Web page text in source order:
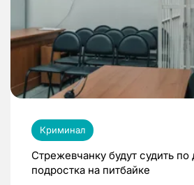
Криминал
Стрежевчанку будут судить по
подростка на питбайке